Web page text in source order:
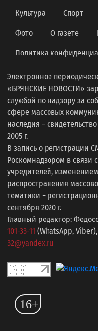
Культура Спорт
Фото О газете
Политика
Электронное
«БРЯНСКИЕ НОВОСТИ»
службой по надзору за
сфере массовых
наследия −
2005 г.
В запись о регистрации
Роскомнадзором в связи
учредителей,
распространения
тематики −
сентября 2020 г.
Главный редактор:
101-33-11 (WhatsApp,
32@yandex.ru
16+